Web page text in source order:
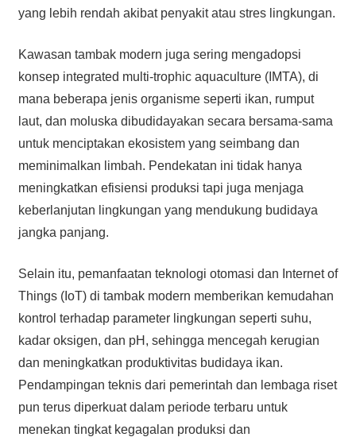
yang lebih rendah akibat penyakit atau stres lingkungan.
Kawasan tambak modern juga sering mengadopsi
konsep integrated multi-trophic aquaculture (IMTA), di
mana beberapa jenis organisme seperti ikan, rumput
laut, dan moluska dibudidayakan secara bersama-sama
untuk menciptakan ekosistem yang seimbang dan
meminimalkan limbah. Pendekatan ini tidak hanya
meningkatkan efisiensi produksi tapi juga menjaga
keberlanjutan lingkungan yang mendukung budidaya
jangka panjang.
Selain itu, pemanfaatan teknologi otomasi dan Internet of
Things (IoT) di tambak modern memberikan kemudahan
kontrol terhadap parameter lingkungan seperti suhu,
kadar oksigen, dan pH, sehingga mencegah kerugian
dan meningkatkan produktivitas budidaya ikan.
Pendampingan teknis dari pemerintah dan lembaga riset
pun terus diperkuat dalam periode terbaru untuk
menekan tingkat kegagalan produksi dan